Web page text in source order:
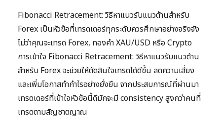
Fibonacci Retracement: วิธีหาแนวรับแนวต้านสำหรับ
Forex เป็นหัวข้อที่เทรดเดอร์ทุกระดับควรศึกษาอย่างจริงจัง
ไม่ว่าคุณจะเทรด Forex, ทองคำ XAU/USD หรือ Crypto
การเข้าใจ Fibonacci Retracement: วิธีหาแนวรับแนวต้าน
สำหรับ Forex จะช่วยให้ตัดสินใจเทรดได้ดีขึ้น ลดความเสี่ยง
และเพิ่มโอกาสทำกำไรอย่างยั่งยืน จากประสบการณ์ที่ผ่านมา
เทรดเดอร์ที่เข้าใจหัวข้อนี้ดีมักจะมี consistency สูงกว่าคนที่
เทรดตามสัญชาตญาณ